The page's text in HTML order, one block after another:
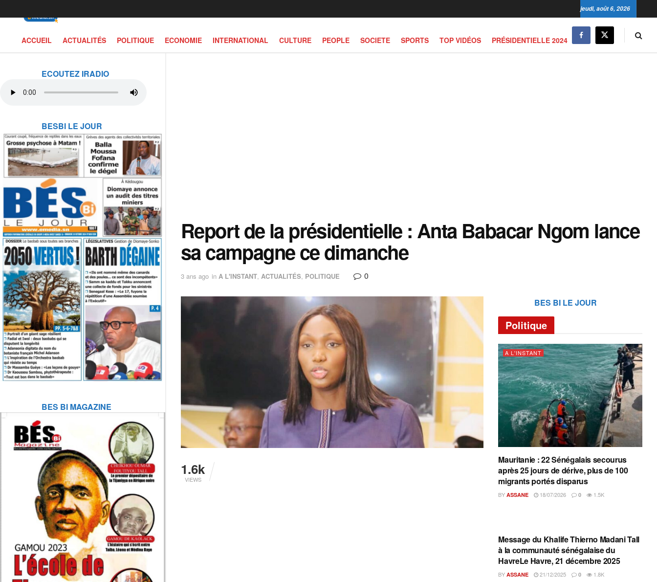
ECOUTEZ IRADIO
BESBI LE JOUR
BES BI MAGAZINE
jeudi, août 6, 2026
ACCUEIL ACTUALITÉS POLITIQUE ECONOMIE INTERNATIONAL CULTURE PEOPLE SOCIETE SPORTS TOP VIDÉOS PRÉSIDENTIELLE 2024
Report de la présidentielle : Anta Babacar Ngom lance
sa campagne ce dimanche
3 ans ago in A L'INSTANT, ACTUALITÉS, POLITIQUE 0
1.6k
VIEWS
BES BI LE JOUR
Politique
A L'INSTANT
Mauritanie : 22 Sénégalais secourus
après 25 jours de dérive, plus de 100
migrants portés disparus
BY ASSANE 18/07/2026 0 1.5K
A L'INSTANT
Message du Khalife Thierno Madani Tall
à la communauté sénégalaise du
HavreLe Havre, 21 décembre 2025
BY ASSANE 21/12/2025 0 1.8K